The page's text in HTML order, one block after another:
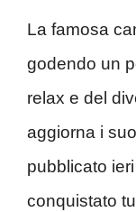
La famosa
godendo un
relax e del
aggiorna i
pubblicato
conquistato